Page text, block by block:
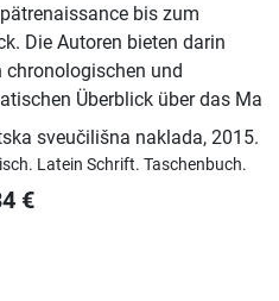
bis zum
Die Autoren bieten darin
chronologischen und
Überblick über das Ma
sveučilišna naklada,2015.
Latein Schrift.Taschenbuch.
€